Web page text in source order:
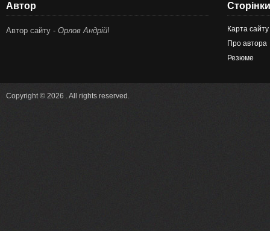
Автор
Автор сайту - Орлов Андрій!
Сторінки
Карта сайту
Про автора
Резюме
Copyright © 2026 . All rights reserved.